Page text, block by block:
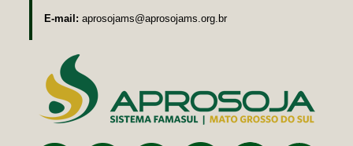
E-mail: aprosojams@aprosojams.org.br